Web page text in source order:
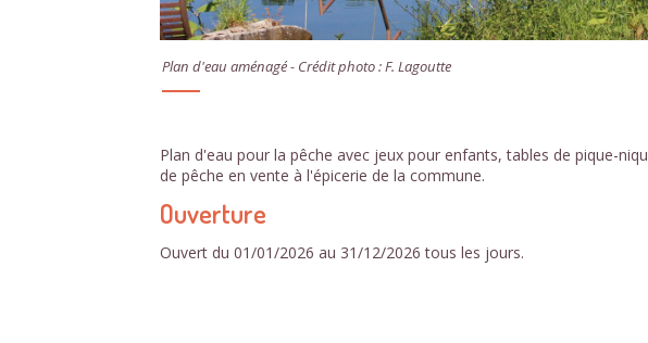
Plan d'eau aménagé - Crédit photo : F. Lagoutte
Plan d'eau pour la pêche avec jeux pour enfants, tables de pique-
de pêche en vente à l'épicerie de la commune.
Ouverture
Ouvert du 01/01/2026 au 31/12/2026 tous les jours.